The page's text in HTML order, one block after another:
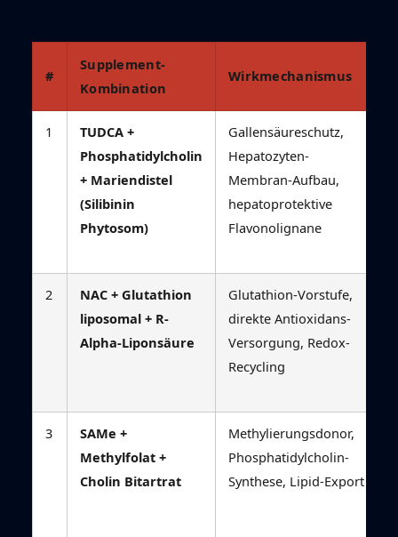
#
Supplement-
Kombination
Wirkmechanismus
1
TUDCA +
Phosphatidylcholin
+ Mariendistel
(Silibinin
Phytosom)
Gallensäureschutz,
Hepatozyten-
Membran-Aufbau,
hepatoprotektive
Flavonolignane
2
NAC + Glutathion
liposomal + R-
Alpha-Liponsäure
Glutathion-Vorstufe,
direkte Antioxidans-
Versorgung, Redox-
Recycling
3
SAMe +
Methylfolat +
Cholin Bitartrat
Methylierungsdonor,
Phosphatidylcholin-
Synthese, Lipid-Export